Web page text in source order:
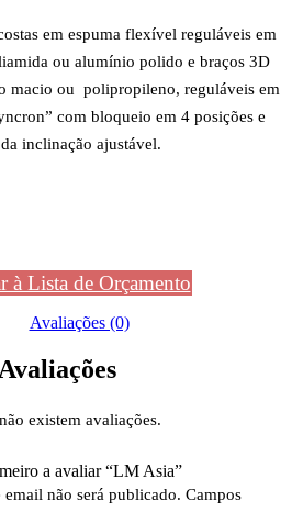
em espuma flexível reguláveis em
ou alumínio polido e braços 3D
macio ou polipropileno, reguláveis em
com bloqueio em 4 posições e
inclinação ajustável.
à Lista de Orçamento
Avaliações (0)
existem avaliações.
a avaliar “LM Asia”
email não será publicado. Campos